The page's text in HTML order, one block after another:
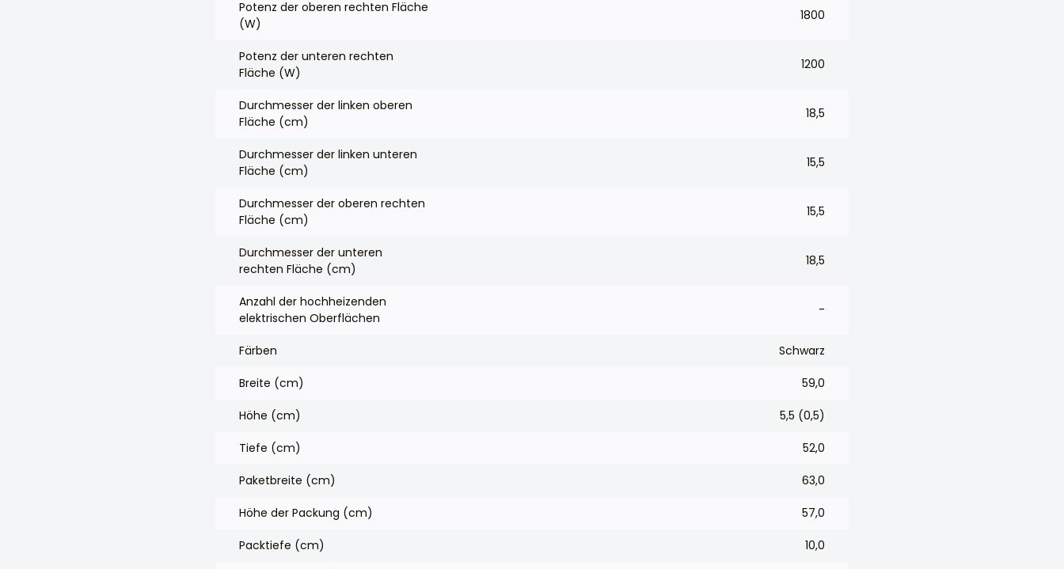
Potenz der oberen rechten Fläche
(W)
1800
Potenz der unteren rechten
Fläche (W)
1200
Durchmesser der linken oberen
Fläche (cm)
18,5
Durchmesser der linken unteren
Fläche (cm)
15,5
Durchmesser der oberen rechten
Fläche (cm)
15,5
Durchmesser der unteren
rechten Fläche (cm)
18,5
Anzahl der hochheizenden
elektrischen Oberflächen
-
Färben Schwarz
Breite (cm) 59,0
Höhe (cm) 5,5 (0,5)
Tiefe (cm) 52,0
Paketbreite (cm) 63,0
Höhe der Packung (cm) 57,0
Packtiefe (cm) 10,0